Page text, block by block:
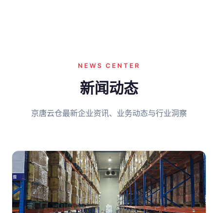
NEWS CENTER
新闻动态
京唐云仓最新企业资讯、业务动态与行业洞察